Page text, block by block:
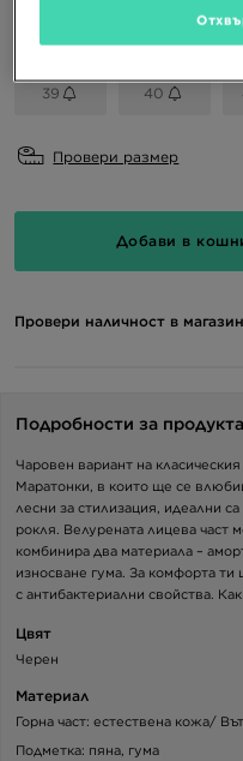
39 40
Провери размер
Добави в
Провери наличност в магазин
Подробности за продукта
Чаровен вариант на
Маратонки, в които ще се
лесни за стилизация, идеални
рокля. Велурената лицева част
комбинира два материала –
износване гума. За комфорта
с антибактериални свойства.
Цвят
Черен
Материал
Горна част: естествена кожа/
Подметка: пяна, гума